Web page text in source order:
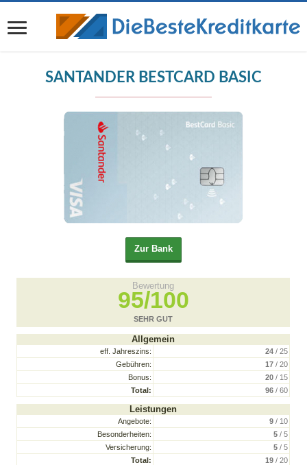
SANTANDER BESTCARD BASIC
Bewertung
95/100
SEHR GUT
Allgemein
eff. Jahreszins: 24/ 25
Gebühren:
17/ 20
Bonus:
20/ 15
Total:
96/ 60
Leistungen
Angebote: 9 / 10
Besonderheiten:
5 / 5
Versicherung:
5 / 5
Total:
19 / 20